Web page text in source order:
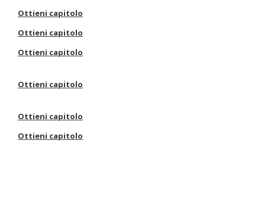
Ottieni capitolo
Ottieni capitolo
Ottieni capitolo
Ottieni capitolo
Ottieni capitolo
Ottieni capitolo